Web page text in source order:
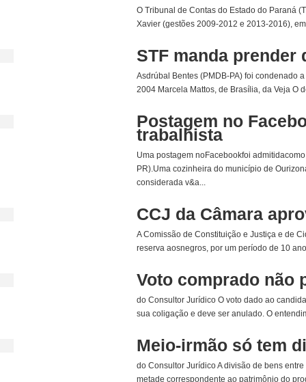
O Tribunal de Contas do Estado do Paraná
Xavier (gestões 2009-2012 e 2013-2016),
STF manda
Asdrúbal Bentes (PMDB-PA) foi condenado
2004 Marcela Mattos, de Brasília, da Veja O
Postagem no
trabalhista
Uma postagem noFacebookfoi
PR).Uma cozinheira do município de
considerada v&a...
CCJ da Câmara
A Comissão de Constituição e Justiça e de
reserva aosnegros, por um período de 10
Voto comprado não
do Consultor Jurídico O voto dado ao
sua coligação e deve ser anulado. O
Meio-irmão só tem
do Consultor Jurídico A divisão de bens
metade correspondente ao patrimônio do